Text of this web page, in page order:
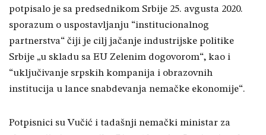
potpisalo je sa predsednikom Srbije 25. avgusta 2020.
sporazum o uspostavljanju “institucionalnog
partnerstva“ čiji je cilj jačanje industrijske politike
Srbije „u skladu sa EU Zelenim dogovorom“, kao i
“uključivanje srpskih kompanija i obrazovnih
institucija u lance snabdevanja nemačke ekonomije“.
Potpisnici su Vučić i tadašnji nemački ministar za